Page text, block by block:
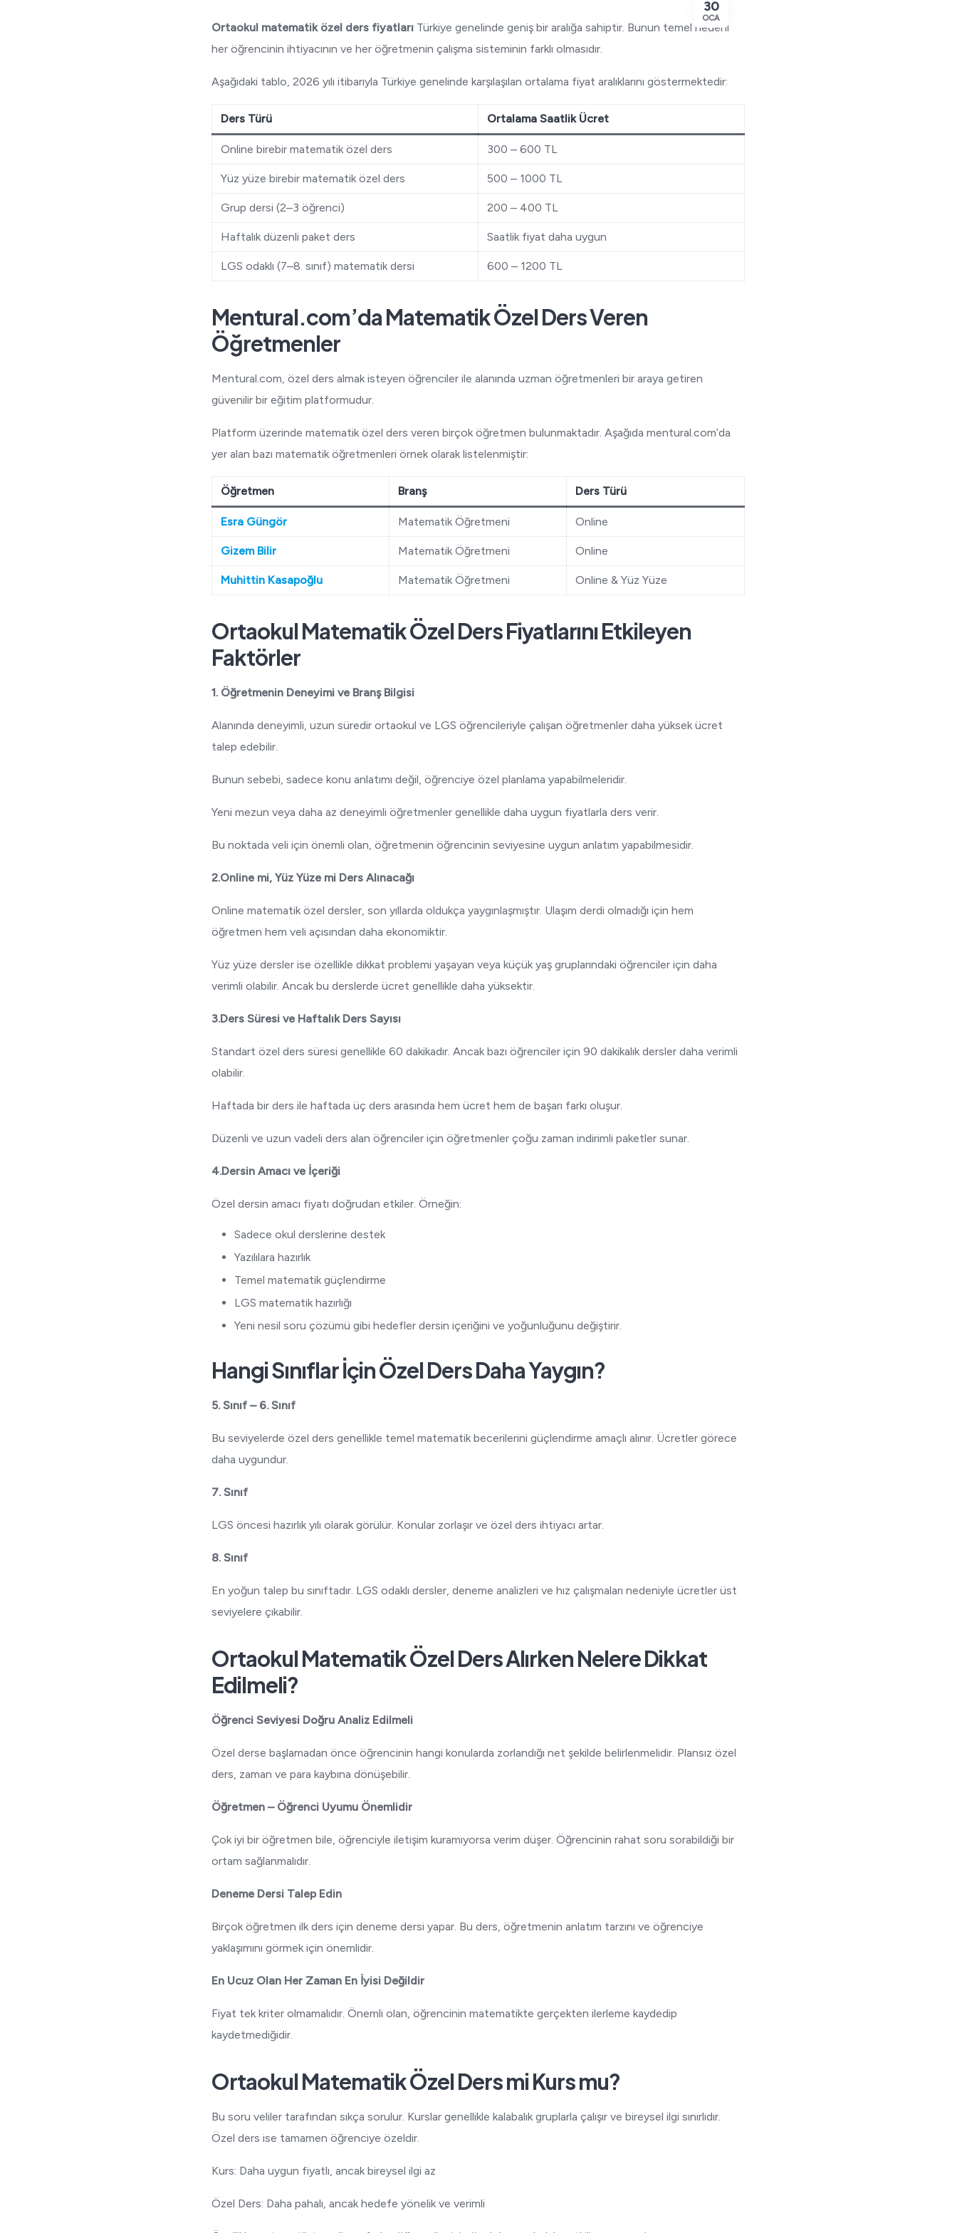
30
OCA
Ortaokul matematik özel ders fiyatları Türkiye genelinde geniş bir aralığa sahiptir. Bunun temel nedeni
her öğrencinin ihtiyacının ve her öğretmenin çalışma sisteminin farklı olmasıdır.
Aşağıdaki tablo, 2026 yılı itibarıyla Türkiye genelinde karşılaşılan ortalama fiyat aralıklarını göstermektedir:
Ders Türü Ortalama Saatlik Ücret
Online birebir matematik özel ders 300 – 600 TL
Yüz yüze birebir matematik özel ders 500 – 1000 TL
Grup dersi (2–3 öğrenci) 200 – 400 TL
Haftalık düzenli paket ders Saatlik fiyat daha uygun
LGS odaklı (7–8. sınıf) matematik dersi 600 – 1200 TL
Mentural.com’da Matematik Özel Ders Veren
Öğretmenler
Mentural.com, özel ders almak isteyen öğrenciler ile alanında uzman öğretmenleri bir araya getiren
güvenilir bir eğitim platformudur.
Platform üzerinde matematik özel ders veren birçok öğretmen bulunmaktadır. Aşağıda mentural.com’da
yer alan bazı matematik öğretmenleri örnek olarak listelenmiştir:
Öğretmen Branş Ders Türü
Esra Güngör Matematik Öğretmeni Online
Gizem Bilir Matematik Öğretmeni Online
Muhittin Kasapoğlu Matematik Öğretmeni Online & Yüz Yüze
Ortaokul Matematik Özel Ders Fiyatlarını Etkileyen
Faktörler
1. Öğretmenin Deneyimi ve Branş Bilgisi
Alanında deneyimli, uzun süredir ortaokul ve LGS öğrencileriyle çalışan öğretmenler daha yüksek ücret
talep edebilir.
Bunun sebebi, sadece konu anlatımı değil, öğrenciye özel planlama yapabilmeleridir.
Yeni mezun veya daha az deneyimli öğretmenler genellikle daha uygun fiyatlarla ders verir.
Bu noktada veli için önemli olan, öğretmenin öğrencinin seviyesine uygun anlatım yapabilmesidir.
2.Online mi, Yüz Yüze mi Ders Alınacağı
Online matematik özel dersler, son yıllarda oldukça yaygınlaşmıştır. Ulaşım derdi olmadığı için hem
öğretmen hem veli açısından daha ekonomiktir.
Yüz yüze dersler ise özellikle dikkat problemi yaşayan veya küçük yaş gruplarındaki öğrenciler için daha
verimli olabilir. Ancak bu derslerde ücret genellikle daha yüksektir.
3.Ders Süresi ve Haftalık Ders Sayısı
Standart özel ders süresi genellikle 60 dakikadır. Ancak bazı öğrenciler için 90 dakikalık dersler daha verimli
olabilir.
Haftada bir ders ile haftada üç ders arasında hem ücret hem de başarı farkı oluşur.
Düzenli ve uzun vadeli ders alan öğrenciler için öğretmenler çoğu zaman indirimli paketler sunar.
4.Dersin Amacı ve İçeriği
Özel dersin amacı fiyatı doğrudan etkiler. Örneğin:
Sadece okul derslerine destek
Yazılılara hazırlık
Temel matematik güçlendirme
LGS matematik hazırlığı
Yeni nesil soru çözümü gibi hedefler dersin içeriğini ve yoğunluğunu değiştirir.
Hangi Sınıflar İçin Özel Ders Daha Yaygın?
5. Sınıf – 6. Sınıf
Bu seviyelerde özel ders genellikle temel matematik becerilerini güçlendirme amaçlı alınır. Ücretler görece
daha uygundur.
7. Sınıf
LGS öncesi hazırlık yılı olarak görülür. Konular zorlaşır ve özel ders ihtiyacı artar.
8. Sınıf
En yoğun talep bu sınıftadır. LGS odaklı dersler, deneme analizleri ve hız çalışmaları nedeniyle ücretler üst
seviyelere çıkabilir.
Ortaokul Matematik Özel Ders Alırken Nelere Dikkat
Edilmeli?
Öğrenci Seviyesi Doğru Analiz Edilmeli
Özel derse başlamadan önce öğrencinin hangi konularda zorlandığı net şekilde belirlenmelidir. Plansız özel
ders, zaman ve para kaybına dönüşebilir.
Öğretmen – Öğrenci Uyumu Önemlidir
Çok iyi bir öğretmen bile, öğrenciyle iletişim kuramıyorsa verim düşer. Öğrencinin rahat soru sorabildiği bir
ortam sağlanmalıdır.
Deneme Dersi Talep Edin
Birçok öğretmen ilk ders için deneme dersi yapar. Bu ders, öğretmenin anlatım tarzını ve öğrenciye
yaklaşımını görmek için önemlidir.
En Ucuz Olan Her Zaman En İyisi Değildir
Fiyat tek kriter olmamalıdır. Önemli olan, öğrencinin matematikte gerçekten ilerleme kaydedip
kaydetmediğidir.
Ortaokul Matematik Özel Ders mi Kurs mu?
Bu soru veliler tarafından sıkça sorulur. Kurslar genellikle kalabalık gruplarla çalışır ve bireysel ilgi sınırlıdır.
Özel ders ise tamamen öğrenciye özeldir.
Kurs: Daha uygun fiyatlı, ancak bireysel ilgi az
Özel Ders: Daha pahalı, ancak hedefe yönelik ve verimli